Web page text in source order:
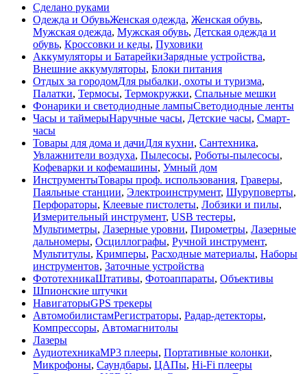
Сделано руками
Одежда и ОбувьЖенская одежда, Женская обувь,
Мужская одежда, Мужская обувь, Детская одежда и
обувь, Кроссовки и кеды, Пуховики
Аккумуляторы и БатарейкиЗарядные устройства,
Внешние аккумуляторы, Блоки питания
Отдых за городомДля рыбалки, охоты и туризма,
Палатки, Термосы, Термокружки, Спальные мешки
Фонарики и светодиодные лампыСветодиодные ленты
Часы и таймерыНаручные часы, Детские часы, Смарт-
часы
Товары для дома и дачиДля кухни, Сантехника,
Увлажнители воздуха, Пылесосы, Роботы-пылесосы,
Кофеварки и кофемашины, Умный дом
ИнструментыТовары проф. использования, Граверы,
Паяльные станции, Электроинструмент, Шуруповерты,
Перфораторы, Клеевые пистолеты, Лобзики и пилы,
Измерительный инструмент, USB тестеры,
Мультиметры, Лазерные уровни, Пирометры, Лазерные
дальномеры, Осциллографы, Ручной инструмент,
Мультитулы, Кримперы, Расходные материалы, Наборы
инструментов, Заточные устройства
ФототехникаШтативы, Фотоаппараты, Объективы
Шпионские штучки
НавигаторыGPS трекеры
АвтомобилистамРегистраторы, Радар-детекторы,
Компрессоры, Автомагнитолы
Лазеры
АудиотехникаMP3 плееры, Портативные колонки,
Микрофоны, Саундбары, ЦАПы, Hi-Fi плееры